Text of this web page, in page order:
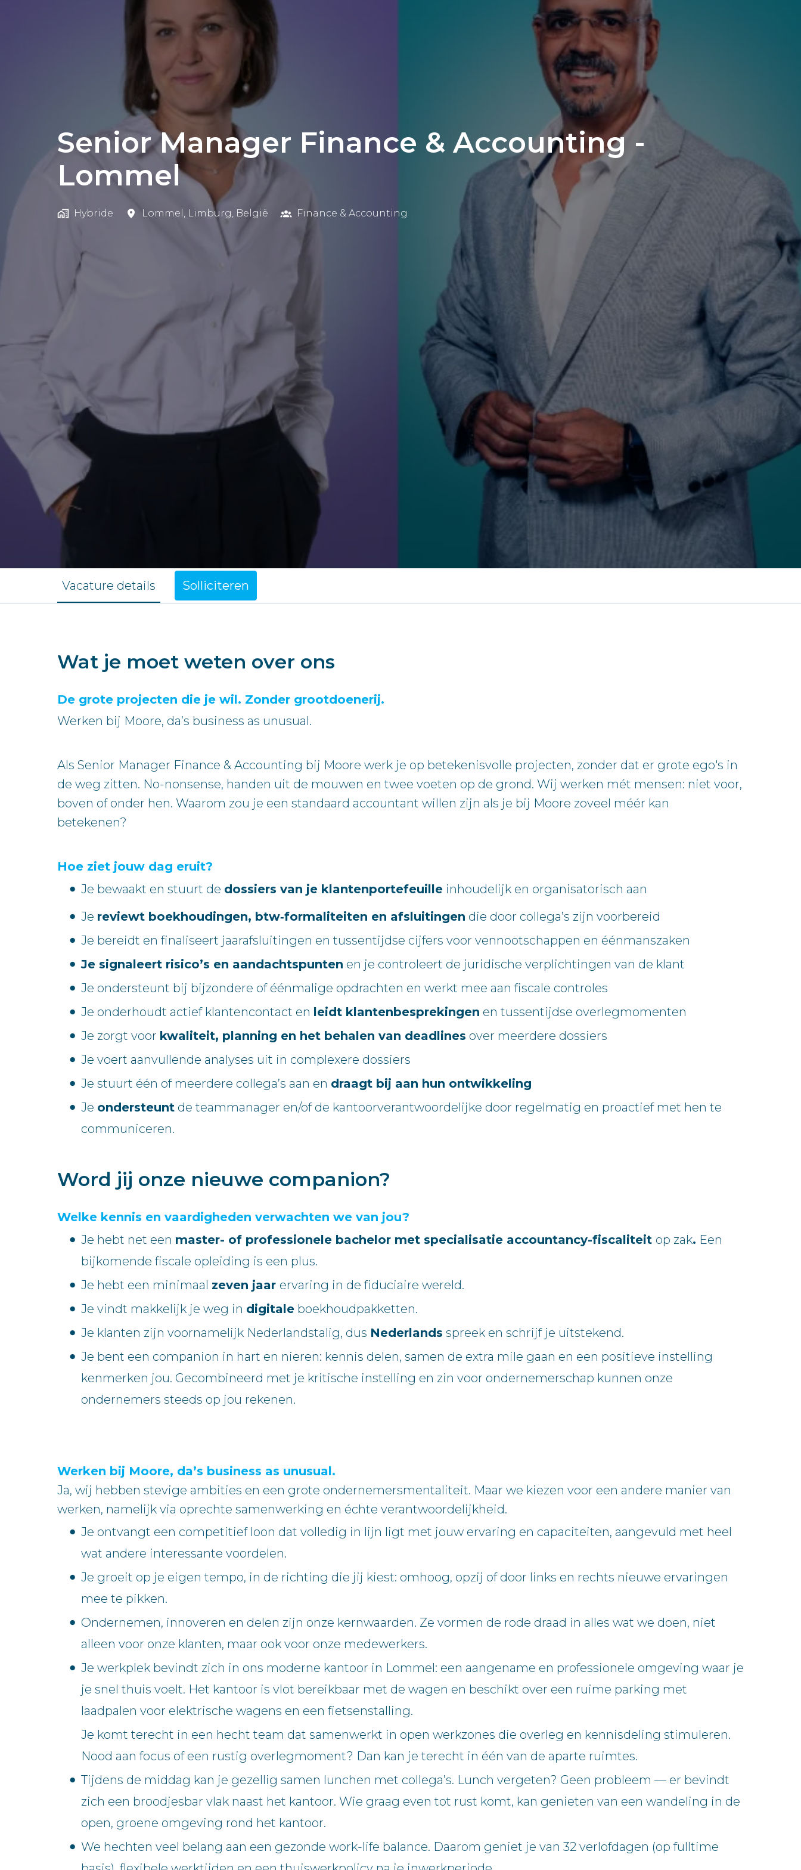
Senior Manager Finance & Accounting -
Lommel
Hybride Lommel Limburg België Finance & Accounting
Vacature details Solliciteren
Wat je moet weten over ons
De grote projecten die je wil. Zonder grootdoenerij.
Werken bij Moore, da’s business as unusual.
Als Senior Manager Finance & Accounting bij Moore werk je op betekenisvolle projecten, zonder dat er grote ego's in
de weg zitten. No-nonsense, handen uit de mouwen en twee voeten op de grond. Wij werken mét mensen: niet voor,
boven of onder hen. Waarom zou je een standaard accountant willen zijn als je bij Moore zoveel méér kan
betekenen?
Hoe ziet jouw dag eruit?
Je bewaakt en stuurt de dossiers van je klantenportefeuille inhoudelijk en organisatorisch aan
Je reviewt boekhoudingen, btw‑formaliteiten en afsluitingen die door collega’s zijn voorbereid
Je bereidt en finaliseert jaarafsluitingen en tussentijdse cijfers voor vennootschappen en éénmanszaken
Je signaleert risico’s en aandachtspunten en je controleert de juridische verplichtingen van de klant
Je ondersteunt bij bijzondere of éénmalige opdrachten en werkt mee aan fiscale controles
Je onderhoudt actief klantencontact en leidt klantenbesprekingen en tussentijdse overlegmomenten
Je zorgt voor kwaliteit, planning en het behalen van deadlines over meerdere dossiers
Je voert aanvullende analyses uit in complexere dossiers
Je stuurt één of meerdere collega’s aan en draagt bij aan hun ontwikkeling
Je ondersteunt de teammanager en/of de kantoorverantwoordelijke door regelmatig en proactief met hen te
communiceren.
Word jij onze nieuwe companion?
Welke kennis en vaardigheden verwachten we van jou?
Je hebt net een master- of professionele bachelor met specialisatie accountancy-fiscaliteit op zak. Een
bijkomende fiscale opleiding is een plus.
Je hebt een minimaal zeven jaar ervaring in de fiduciaire wereld.
Je vindt makkelijk je weg in digitale boekhoudpakketten.
Je klanten zijn voornamelijk Nederlandstalig, dus Nederlands spreek en schrijf je uitstekend.
Je bent een companion in hart en nieren: kennis delen, samen de extra mile gaan en een positieve instelling
kenmerken jou. Gecombineerd met je kritische instelling en zin voor ondernemerschap kunnen onze
ondernemers steeds op jou rekenen.
Werken bij Moore, da’s business as unusual.
Ja, wij hebben stevige ambities en een grote ondernemersmentaliteit. Maar we kiezen voor een andere manier van
werken, namelijk via oprechte samenwerking en échte verantwoordelijkheid.
Je ontvangt een competitief loon dat volledig in lijn ligt met jouw ervaring en capaciteiten, aangevuld met heel
wat andere interessante voordelen.
Je groeit op je eigen tempo, in de richting die jij kiest: omhoog, opzij of door links en rechts nieuwe ervaringen
mee te pikken.
Ondernemen, innoveren en delen zijn onze kernwaarden. Ze vormen de rode draad in alles wat we doen, niet
alleen voor onze klanten, maar ook voor onze medewerkers.
Je werkplek bevindt zich in ons moderne kantoor in Lommel: een aangename en professionele omgeving waar je
je snel thuis voelt. Het kantoor is vlot bereikbaar met de wagen en beschikt over een ruime parking met
laadpalen voor elektrische wagens en een fietsenstalling.
Je komt terecht in een hecht team dat samenwerkt in open werkzones die overleg en kennisdeling stimuleren.
Nood aan focus of een rustig overlegmoment? Dan kan je terecht in één van de aparte ruimtes.
Tijdens de middag kan je gezellig samen lunchen met collega’s. Lunch vergeten? Geen probleem — er bevindt
zich een broodjesbar vlak naast het kantoor. Wie graag even tot rust komt, kan genieten van een wandeling in de
open, groene omgeving rond het kantoor.
We hechten veel belang aan een gezonde work-life balance. Daarom geniet je van 32 verlofdagen (op fulltime